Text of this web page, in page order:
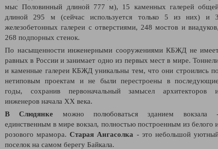
мыс Половинный длиной 777 м), 15 каменных галерей
длиной 295 м (сейчас используется только 5 из них) и
железобетонных галереи с отверстиями, 248 мостов и
268 подпорных стенок.
По насыщенности инженерными сооружениями КБЖД не
равных в России и занимает одно из первых мест в мире.
и каменные галереи КБЖД уникальны тем, что они строились
нетиповым проектам и не были перестроены в
годы, сохранив первоначальный замысел архитекторов
инженеров начала XX века.
В Слюдянке можно полюбоваться зданием вокзала
единственным в мире вокзал, полностью построенным из белого
розового мрамора.Старая Ангасолка - это небольшой
поселок на самом берегу Байкала.